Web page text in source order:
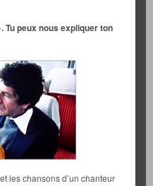
Tu peux nous expliquer ton
les chansons d’un chanteur